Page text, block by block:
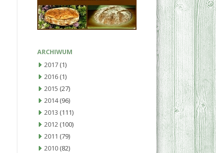
ARCHIWUM
2017 (1)
2016 (1)
2015 (27)
2014(96)
2013 (111)
2012 (100)
2011 (79)
2010 (82)